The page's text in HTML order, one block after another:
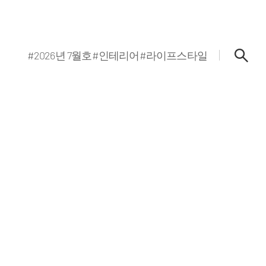
#2026년 7월호#인테리어#라이프스타일